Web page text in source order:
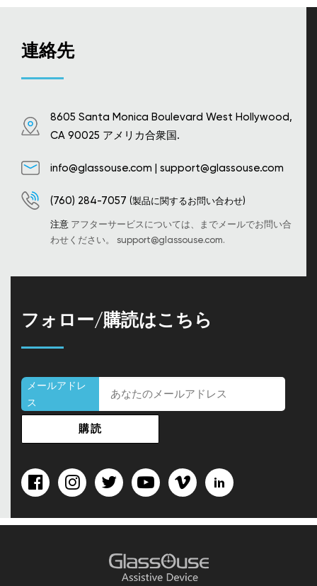
連絡先
8605 Santa Monica Boulevard West Hollywood,
CA 90025 アメリカ合衆国.
info@glassouse.com | support@glassouse.com
(760) 284-7057 (製品に関するお問い合わせ)
注意 アフターサービスについては、までメールでお問い合
わせください。 support@glassouse.com.
フォロー/購読はこちら
メールアドレ
ス